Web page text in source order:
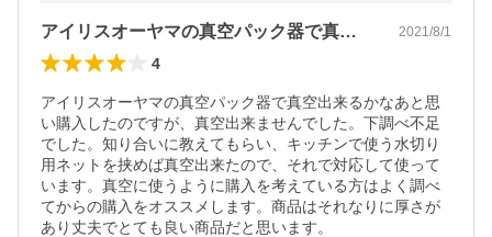
アイリスオーヤマの真空パック器で真空出… 2021/8/1
4
アイリスオーヤマの真空パック器で真空出来るかなあと思
い購入したのですが、真空出来ませんでした。下調べ不足
でした。知り合いに教えてもらい、キッチンで使う水切り
用ネットを挟めば真空出来たので、それで対応して使って
います。真空に使うように購入を考えている方はよく調べ
てからの購入をオススメします。商品はそれなりに厚さが
あり丈夫でとても良い商品だと思います。